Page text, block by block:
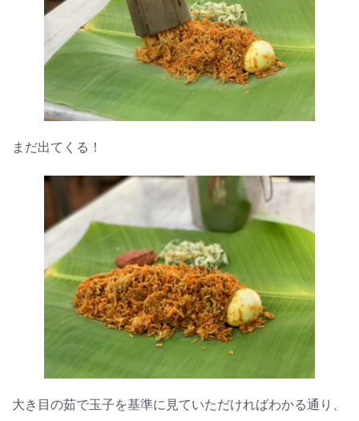
まだ出てくる！
大き目の茹で玉子を基準に見ていただければわかる通り、